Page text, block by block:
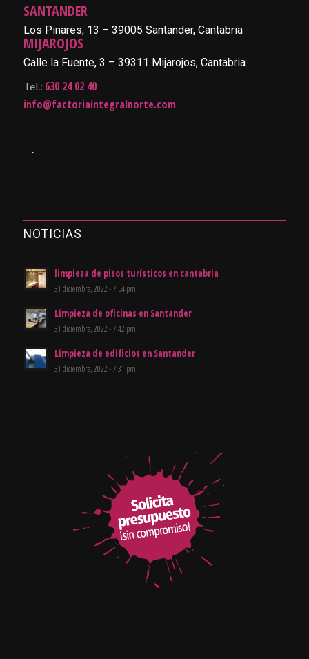
SANTANDER
Los Pinares, 13 – 39005 Santander, Cantabria
MIJAROJOS
Calle la Fuente, 3 – 39311 Mijarojos, Cantabria
Tel.: 630 24 02 40
info@factoriaintegralnorte.com
.
NOTICIAS
limpieza de pisos turísticos en cantabria
31 diciembre, 2022 - 7:54 pm
Limpieza de oficinas en Santander
31 diciembre, 2022 - 7:42 pm
Limpieza de edificios en Santander
31 diciembre, 2022 - 7:31 pm